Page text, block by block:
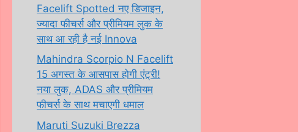
Facelift Spotted नए डिजाइन,
ज्यादा फीचर्स और प्रीमियम लुक के
साथ आ रही है नई Innova
Mahindra Scorpio N Facelift
15 अगस्त के आसपास होगी एंट्री!
नया लुक, ADAS और प्रीमियम
फीचर्स के साथ मचाएगी धमाल
Maruti Suzuki Brezza